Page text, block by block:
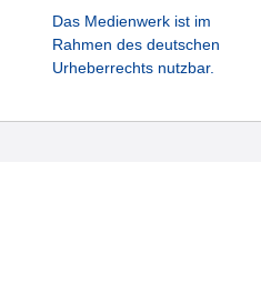
Das Medienwerk ist im
Rahmen des deutschen
Urheberrechts nutzbar.